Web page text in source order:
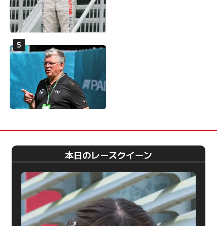
本日のレースクイーン